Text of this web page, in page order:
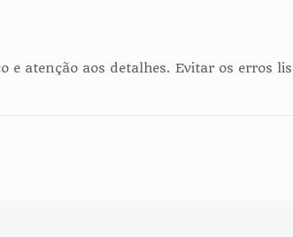
atenção aos detalhes. Evitar os erros